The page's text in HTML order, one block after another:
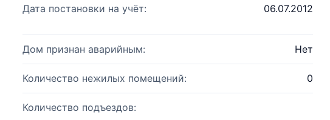
Дата постановки на учёт: 06.07.2012
Дом признан аварийным: Нет
Количество нежилых помещений: 0
Количество подъездов: